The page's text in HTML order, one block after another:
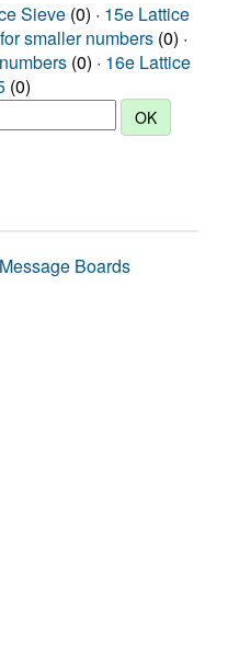
Sieve (0) · 15e Lattice
smaller numbers (0) ·
(0) · 16e Lattice
(0)
Message Boards